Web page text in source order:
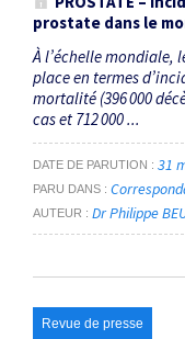
prostate dans le
À l’échelle mondiale,
place en termes
mortalité (396 000
cas et 712 000 ...
DATE DE PARUTION 31
PARU DANS
AUTEUR Dr Philippe
Revue de presse